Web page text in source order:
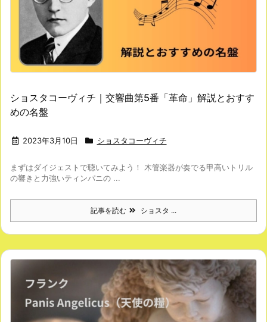
ショスタコーヴィチ｜交響曲第5番「革命」解説とおすす
めの名盤
2023年3月10日 ショスタコーヴィチ
まずはダイジェストで聴いてみよう！ 木管楽器が奏でる甲高いトリル
の響きと力強いティンパニの ...
記事を読む ショスタ ...